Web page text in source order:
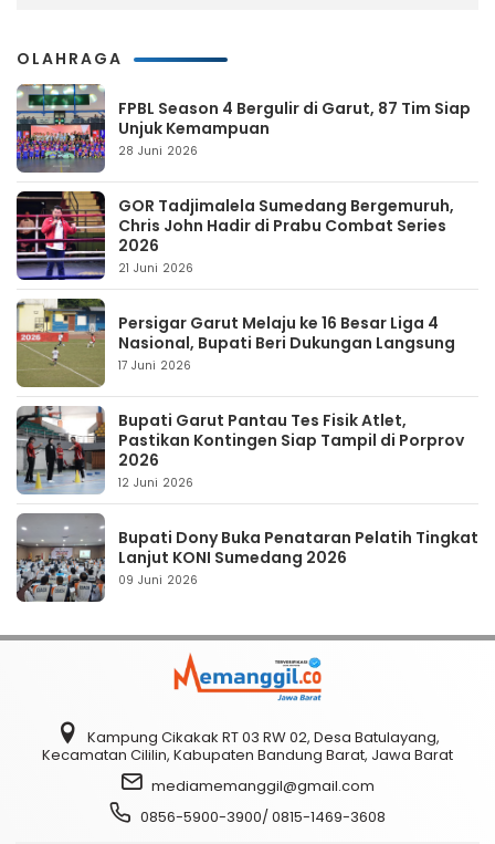
OLAHRAGA
FPBL Season 4 Bergulir di Garut, 87 Tim Siap
Unjuk Kemampuan
28 Juni 2026
GOR Tadjimalela Sumedang Bergemuruh,
Chris John Hadir di Prabu Combat Series
2026
21 Juni 2026
Persigar Garut Melaju ke 16 Besar Liga 4
Nasional, Bupati Beri Dukungan Langsung
17 Juni 2026
Bupati Garut Pantau Tes Fisik Atlet,
Pastikan Kontingen Siap Tampil di Porprov
2026
12 Juni 2026
Bupati Dony Buka Penataran Pelatih Tingkat
Lanjut KONI Sumedang 2026
09 Juni 2026
Kampung Cikakak RT 03 RW 02, Desa Batulayang,
Kecamatan Cililin, Kabupaten Bandung Barat, Jawa Barat
mediamemanggil@gmail.com
0856-5900-3900/ 0815-1469-3608